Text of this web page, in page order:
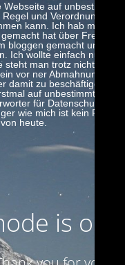
auf unbestimmte
und Verordnungen
kann. Ich hab mal
hat über Freeware
bloggen gemacht und nie
Ich wollte einfach nur Teil
steht man trotz nicht
vor ner Abmahnung. Das
damit zu beschäftigen und
auf unbestimmte Zeit.
für Datenschutz und
wie mich ist kein Platz
heute.
is on